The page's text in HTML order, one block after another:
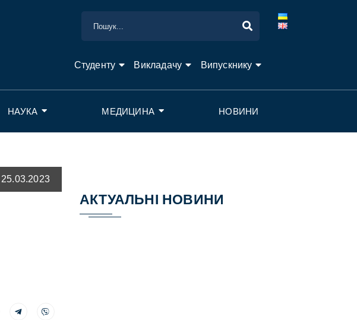
Студенту Викладачу Випускнику
НАУКА МЕДИЦИНА НОВИНИ
25.03.2023
АКТУАЛЬНІ НОВИНИ